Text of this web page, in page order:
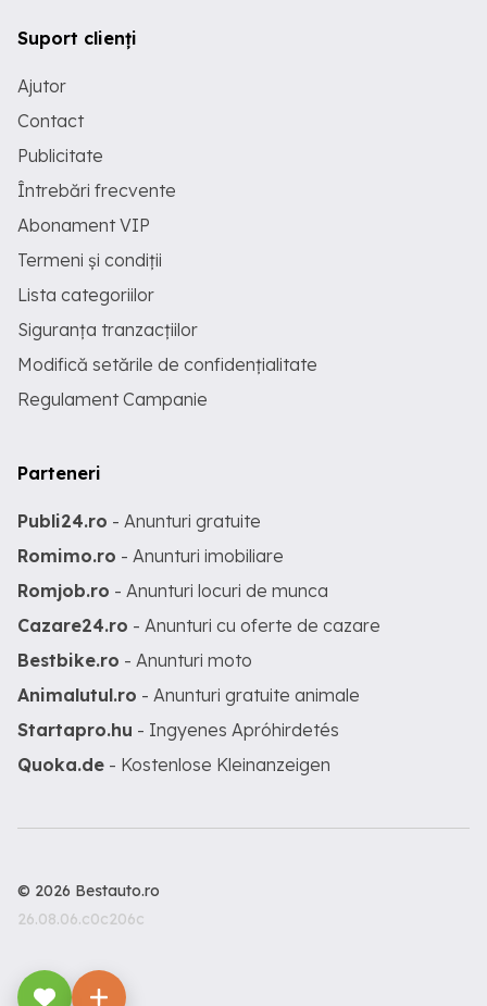
Suport clienți
Ajutor
Contact
Publicitate
Întrebări frecvente
Abonament VIP
Termeni și condiții
Lista categoriilor
Siguranța tranzacțiilor
Modifică setările de confidențialitate
Regulament Campanie
Parteneri
Publi24.ro - Anunturi gratuite
Romimo.ro - Anunturi imobiliare
Romjob.ro - Anunturi locuri de munca
Cazare24.ro - Anunturi cu oferte de cazare
Bestbike.ro - Anunturi moto
Animalutul.ro - Anunturi gratuite animale
Startapro.hu - Ingyenes Apróhirdetés
Quoka.de - Kostenlose Kleinanzeigen
© 2026 Bestauto.ro
26.08.06.c0c206c